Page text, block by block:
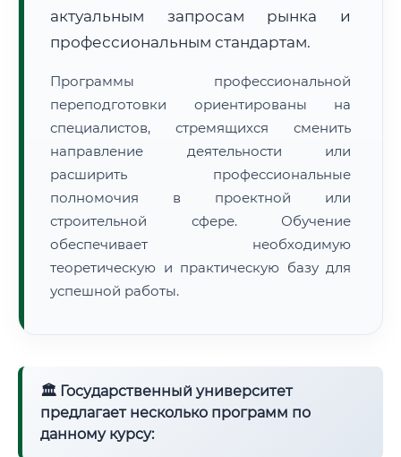
• Маршрут транзита:~3 266 км
📜 Документы и аккредитация ФИС ФРДО
Нажмите на документ для увеличения и просмотра
актуальным запросам рынка и
профессиональным стандартам.
Программы профессиональной
переподготовки ориентированы на
специалистов, стремящихся сменить
направление деятельности или
расширить профессиональные
полномочия в проектной или
строительной сфере. Обучение
обеспечивает необходимую
теоретическую и практическую базу для
успешной работы.
🏛 Государственный университет
предлагает несколько программ по
данному курсу: